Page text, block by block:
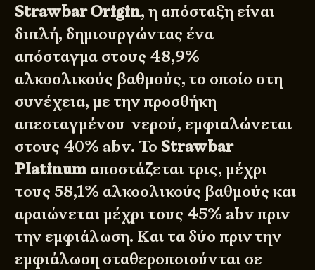
Strawbar Origin, η απόσταξη είναι
διπλή, δημιουργώντας ένα
απόσταγμα στους 48,9%
αλκοολικούς βαθμούς, το οποίο στη
συνέχεια, με την προσθήκη
απεσταγμένου νερού, εμφιαλώνεται
στους 40% abv. Το Strawbar
Platinum αποστάζεται τρις, μέχρι
τους 58,1% αλκοολικούς βαθμούς και
αραιώνεται μέχρι τους 45% abv πριν
την εμφιάλωση. Και τα δύο πριν την
εμφιάλωση σταθεροποιούνται σε